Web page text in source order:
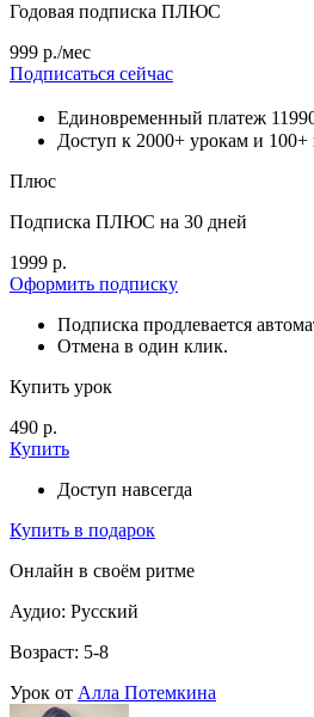
Годовая подписка ПЛЮС
999 р./мес
Подписаться сейчас
Единовременный платеж
Доступ к 2000+ урокам и 100+
Плюс
Подписка ПЛЮС на 30 дней
1999 р.
Оформить подписку
Подписка продлевается
Отмена в один клик.
Купить урок
490 р.
Купить
Доступ навсегда
Купить в подарок
Онлайн в своём ритме
Аудио: Русский
Возраст: 5-8
Урок от Алла Потемкина